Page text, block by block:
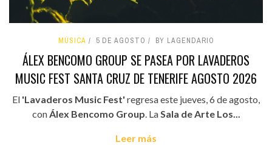
MÚSICA 5 DE AGOSTO BY LAGENDARIO
ÁLEX BENCOMO GROUP SE PASEA POR LAVADEROS
MUSIC FEST SANTA CRUZ DE TENERIFE AGOSTO 2026
El 'Lavaderos Music Fest' regresa este jueves, 6 de agosto,
conÁlex Bencomo Group. LaSala de Arte Los...
Leer más